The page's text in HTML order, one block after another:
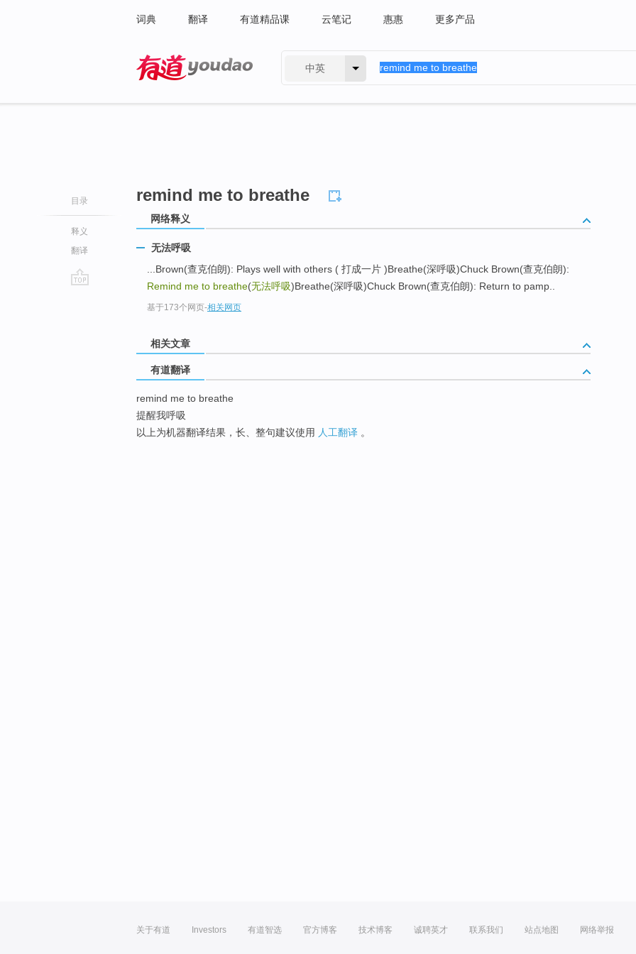
词典 翻译 有道精品课 云笔记 惠惠 更多产品
中英
目录
释义
翻译
remind me to breathe
网络释义
无法呼吸
...Brown(查克伯朗): Plays well with others ( 打成一片 )Breathe(深呼吸)Chuck Brown(查克伯朗):
Remind me to breathe(无法呼吸)Breathe(深呼吸)Chuck Brown(查克伯朗): Return to pamp..
基于173个网页-相关网页
相关文章
有道翻译
remind me to breathe
提醒我呼吸
以上为机器翻译结果，长、整句建议使用 人工翻译 。
关于有道 Investors 有道智选 官方博客 技术博客 诚聘英才 联系我们 站点地图 网络举报